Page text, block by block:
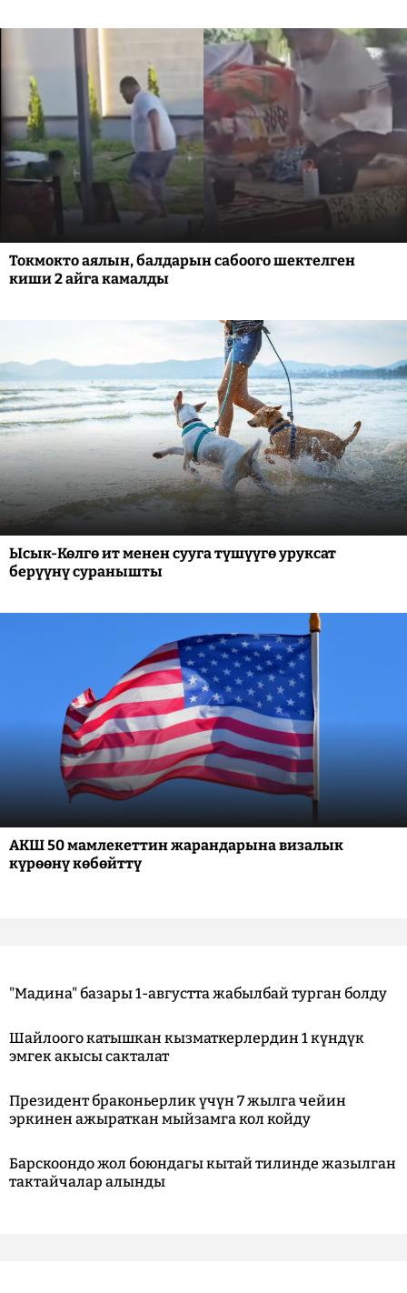
Токмокто аялын, балдарын сабоого шектелген
киши 2 айга камалды
Ысык-Көлгө ит менен сууга түшүүгө уруксат
берүүнү суранышты
АКШ 50 мамлекеттин жарандарына визалык
күрөөнү көбөйттү
"Мадина" базары 1-августта жабылбай турган болду
Шайлоого катышкан кызматкерлердин 1 күндүк
эмгек акысы сакталат
Президент браконьерлик үчүн 7 жылга чейин
эркинен ажыраткан мыйзамга кол койду
Барскоондо жол боюндагы кытай тилинде жазылган
тактайчалар алынды